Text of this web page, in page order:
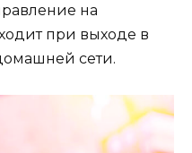
на
при выходе в
сети.